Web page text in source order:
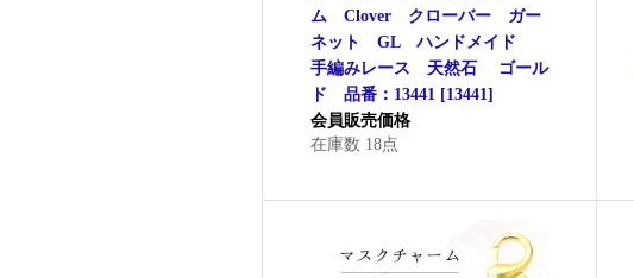
ム Clover クローバー ガー
ネット GL ハンドメイド
手編みレース 天然石 ゴール
ド 品番：13441 [13441]
会員販売価格
在庫数 18点